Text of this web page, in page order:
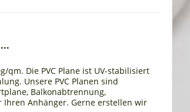
qm. Die PVC Plane ist UV-stabilisiert
Unsere PVC Planen sind
Balkonabtrennung,
Anhänger. Gerne erstellen wir